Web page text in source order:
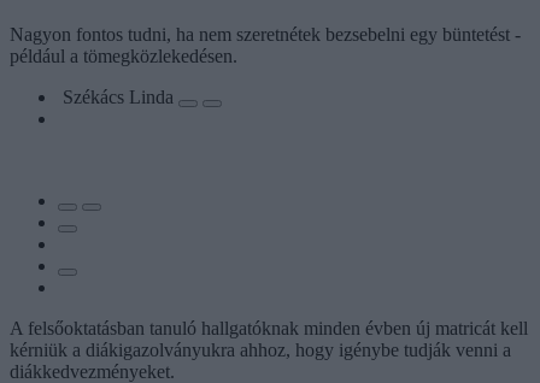
Nagyon fontos tudni, ha nem szeretnétek bezsebelni egy büntetést -
például a tömegközlekedésen.
Székács Linda
A felsőoktatásban tanuló hallgatóknak minden évben új matricát kell
kérniük a diákigazolványukra ahhoz, hogy igénybe tudják venni a
diákkedvezményeket.